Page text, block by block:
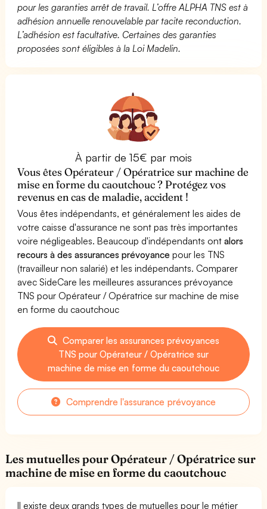
pour les garanties arrêt de travail. L’offre ALPHA TNS est à
adhésion annuelle renouvelable par tacite reconduction.
L’adhésion est facultative. Certaines des garanties
proposées sont éligibles à la Loi Madelin.
À partir de 15€ par mois
Vous êtes Opérateur / Opératrice sur machine de
mise en forme du caoutchouc ? Protégez vos
revenus en cas de maladie, accident !
Vous êtes indépendants, et généralement les aides de
votre caisse d'assurance ne sont pas très importantes
voire négligeables. Beaucoup d'indépendants ontalors
recours à des assurances prévoyance pour les TNS
(travailleur non salarié) et les indépendants. Comparer
avec SideCare les meilleures assurances prévoyance
TNS pour Opérateur / Opératrice sur machine de mise
en forme du caoutchouc
Comparer les assurances prévoyances
TNS pour Opérateur / Opératrice sur
machine de mise en forme du caoutchouc
Comprendre l'assurance prévoyance
Les mutuelles pour Opérateur / Opératrice sur
machine de mise en forme du caoutchouc
Il existe deux grands types de mutuelles pour le métier